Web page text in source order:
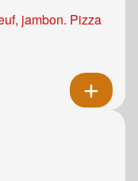
jambon. Pizza